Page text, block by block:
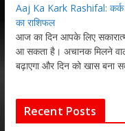
Aaj Ka Kark Rashifal: कर्क
का राशिफल
आज का दिन आपके लिए
आ सकता है। अचानक मिलने
बढ़ाएगा और दिन को खास बना
Recent Posts